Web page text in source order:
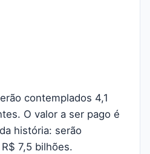
contemplados 4,1
O valor a ser pago é
história: serão
7,5 bilhões.